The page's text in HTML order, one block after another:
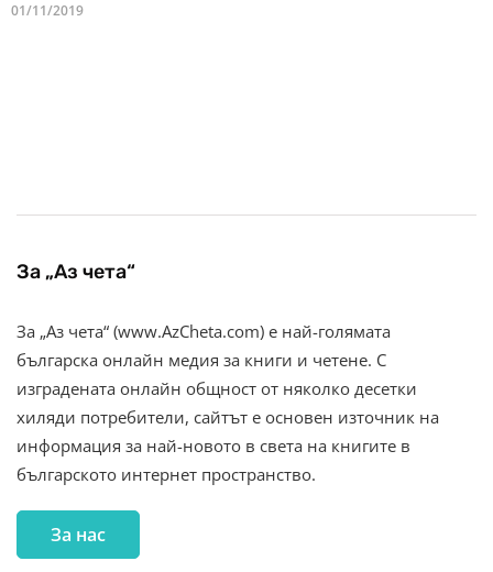
01/11/2019
За „Аз чета“
За „Аз чета“ (www.AzCheta.com) е най-голямата
българска онлайн медия за книги и четене. С
изградената онлайн общност от няколко десетки
хиляди потребители, сайтът е основен източник на
информация за най-новото в света на книгите в
българското интернет пространство.
За нас